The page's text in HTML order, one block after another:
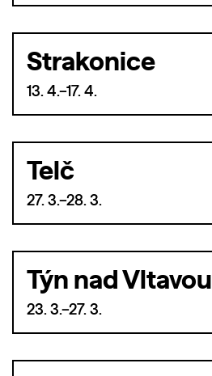
Strakonice
13. 4.–17. 4.
Telč
27. 3.–28. 3.
Týn nad Vltavou
23. 3.–27. 3.